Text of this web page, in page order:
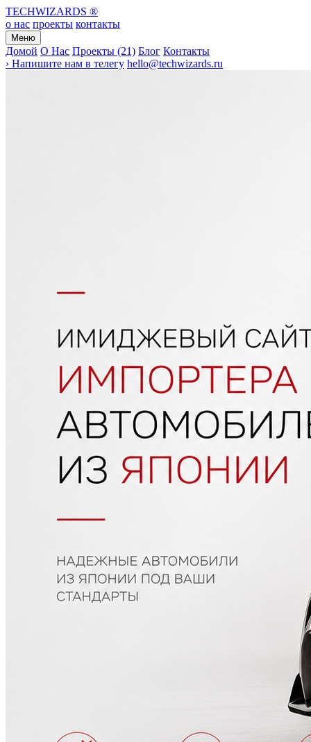
TECHWIZARDS ®
о нас проекты контакты
Меню
Домой О Нас Проекты (21) Блог Контакты
› Напишите нам в телегу hello@techwizards.ru